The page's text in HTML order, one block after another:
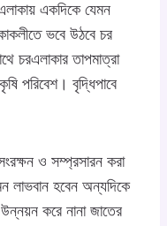
একদিকে যেমন
ভবে উঠবে চর
চরএলাকার তাপমাত্রা
পরিবেশ। বৃদ্ধিপাবে
ও সম্প্রসারন করা
লাভবান হবেন অন্যদিকে
করে নানা জাতের